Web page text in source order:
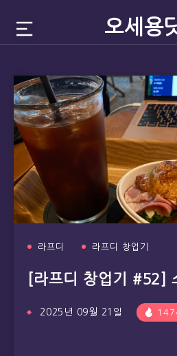
오세용
라프디 라프디 창업기
[라프디 창업기 #52]
2025년 09월 21일